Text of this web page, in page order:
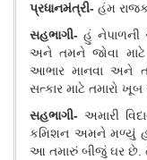
પ્રધાનમંત્રી- હંમ
સહભાગી- હું નેપાળની
અને તમને જોવા
આભાર માનવા અને
સત્કાર માટે તમારો
સહભાગી- અમારી
કમિશન અમને મળ્યું
આ તમારું બીજું ઘર છે.